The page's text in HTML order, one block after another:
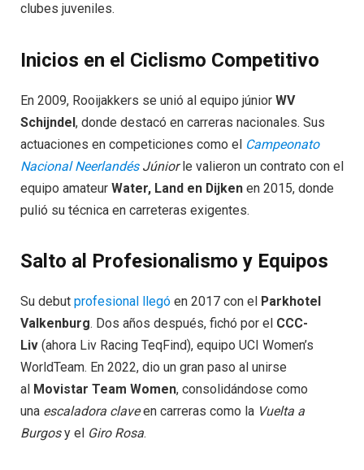
clubes juveniles.
Inicios en el Ciclismo Competitivo
En 2009, Rooijakkers se unió al equipo júnior WV
Schijndel, donde destacó en carreras nacionales. Sus
actuaciones en competiciones como el Campeonato
Nacional NeerlandésJúniorle valieron un contrato con el
equipo amateur Water, Land en Dijken en 2015, donde
pulió su técnica en carreteras exigentes.
Salto al Profesionalismo y Equipos
Su debut profesional llegó en 2017 con el Parkhotel
Valkenburg. Dos años después, fichó por el CCC-
Liv (ahora Liv Racing TeqFind), equipo UCI Women’s
WorldTeam. En 2022, dio un gran paso al unirse
al Movistar Team Women, consolidándose como
una escaladora claveen carreras como la Vuelta a
Burgosy el Giro Rosa.